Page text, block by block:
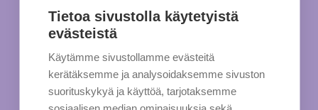
Tietoa sivustolla käytetyistä
evästeistä
Käytämme sivustollamme evästeitä
kerätäksemme ja analysoidaksemme sivuston
suorituskykyä ja käyttöä, tarjotaksemme